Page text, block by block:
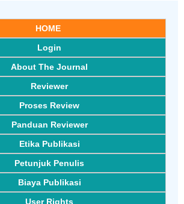
HOME
Login
About The Journal
Reviewer
Proses Review
Panduan Reviewer
Etika Publikasi
Petunjuk Penulis
Biaya Publikasi
User Rights